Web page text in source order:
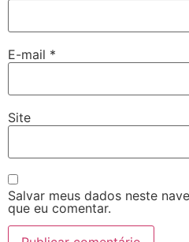
E-mail *
Site
Salvar meus dados neste
que eu comentar.